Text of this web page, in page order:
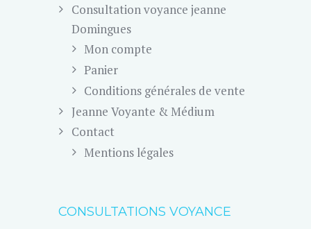
Consultation voyance jeanne
Domingues
Mon compte
Panier
Conditions générales de vente
Jeanne Voyante & Médium
Contact
Mentions légales
CONSULTATIONS VOYANCE